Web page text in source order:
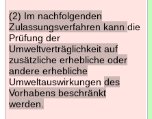
(2) Im nachfolgenden
Zulassungsverfahren kann die
Prüfung der
Umweltverträglichkeit auf
zusätzliche erhebliche oder
andere erhebliche
Umweltauswirkungen des
Vorhabens beschränkt
werden.